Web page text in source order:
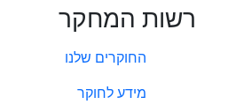
רשות המחקר
החוקרים שלנו
מידע לחוקר